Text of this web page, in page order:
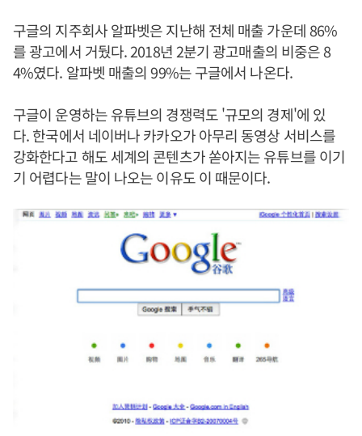
구글의 지주회사 알파벳은 지난해 전체 매출 가운데 86%
를 광고에서 거뒀다. 2018년 2분기 광고매출의 비중은 8
4%였다. 알파벳 매출의 99%는 구글에서 나온다.
구글이 운영하는 유튜브의 경쟁력도 '규모의 경제'에 있
다. 한국에서 네이버나 카카오가 아무리 동영상 서비스를
강화한다고 해도 세계의 콘텐츠가 쏟아지는 유튜브를 이기
기 어렵다는 말이 나오는 이유도 이 때문이다.